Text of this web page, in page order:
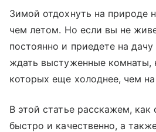
Зимой отдохнуть на природе
чем летом. Но если вы не
постоянно и приедете на
ждать выстуженные комнаты,
которых еще холоднее, чем на
В этой статье расскажем, как
быстро и качественно, а